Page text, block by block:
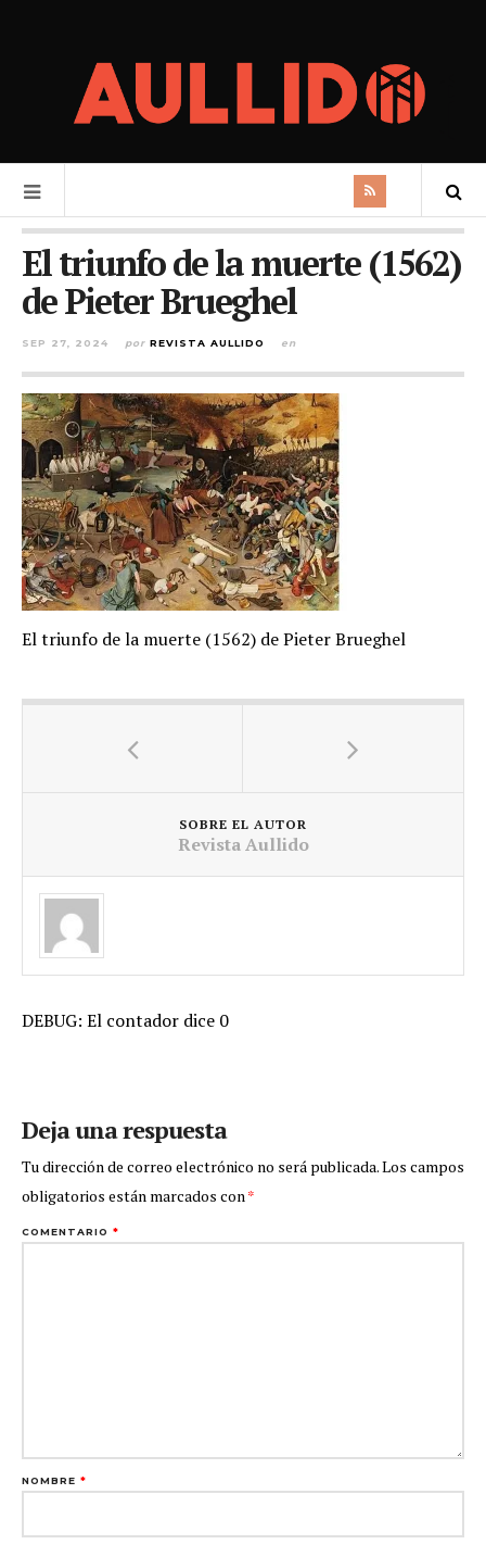
El triunfo de la muerte (1562)
de Pieter Brueghel
SEP 27, 2024 por REVISTA AULLIDO en
El triunfo de la muerte (1562) de Pieter Brueghel
SOBRE EL AUTOR
Revista Aullido
DEBUG: El contador dice 0
Deja una respuesta
Tu dirección de correo electrónico no será publicada.Los campos
obligatorios están marcados con*
COMENTARIO *
NOMBRE *